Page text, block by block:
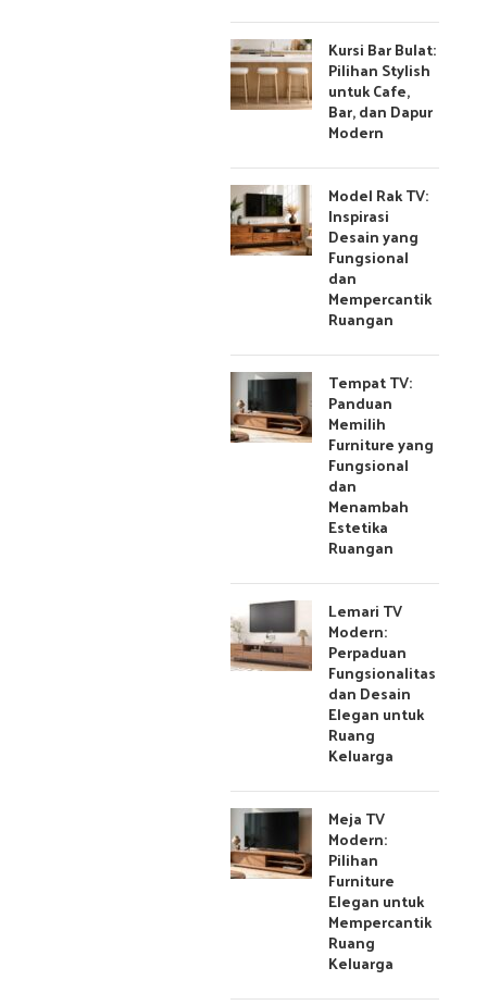
Kursi Bar Bulat:
Pilihan Stylish
untuk Cafe,
Bar, dan Dapur
Modern
Model Rak TV:
Inspirasi
Desain yang
Fungsional
dan
Mempercantik
Ruangan
Tempat TV:
Panduan
Memilih
Furniture yang
Fungsional
dan
Menambah
Estetika
Ruangan
Lemari TV
Modern:
Perpaduan
Fungsionalitas
dan Desain
Elegan untuk
Ruang
Keluarga
Meja TV
Modern:
Pilihan
Furniture
Elegan untuk
Mempercantik
Ruang
Keluarga